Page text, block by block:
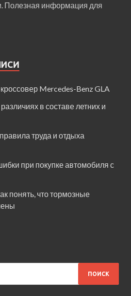
Полезная информация для
Mercedes-Benz GLA
в составе летних и
труда и отдыха
при покупке автомобиля с
понять, что тормозные